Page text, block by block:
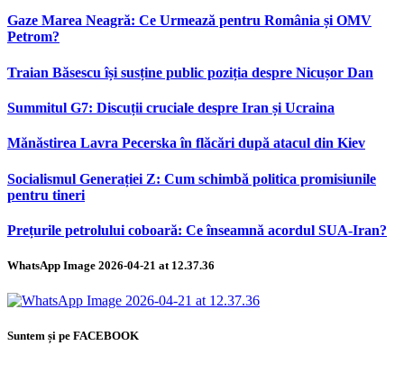
Gaze Marea Neagră: Ce Urmează pentru România și OMV
Petrom?
Traian Băsescu își susține public poziția despre Nicușor Dan
Summitul G7: Discuții cruciale despre Iran și Ucraina
Mănăstirea Lavra Pecerska în flăcări după atacul din Kiev
Socialismul Generației Z: Cum schimbă politica promisiunile
pentru tineri
Prețurile petrolului coboară: Ce înseamnă acordul SUA-Iran?
WhatsApp Image 2026-04-21 at 12.37.36
Suntem și pe FACEBOOK